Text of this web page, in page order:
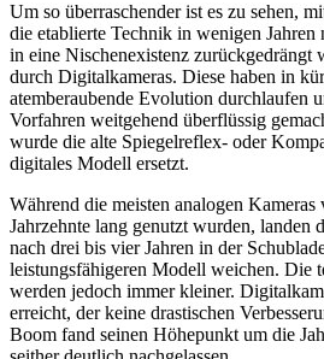
Um so überraschender ist es zu sehen,
die etablierte Technik in wenigen Jahren
in eine Nischenexistenz zurückgedrängt
durch Digitalkameras. Diese haben in
atemberaubende Evolution durchlaufen
Vorfahren weitgehend überflüssig
wurde die alte Spiegelreflex- oder
digitales Modell ersetzt.
Während die meisten analogen Kameras
Jahrzehnte lang genutzt wurden, landen
nach drei bis vier Jahren in der
leistungsfähigeren Modell weichen. Die
werden jedoch immer kleiner.
erreicht, der keine drastischen
Boom fand seinen Höhepunkt um die